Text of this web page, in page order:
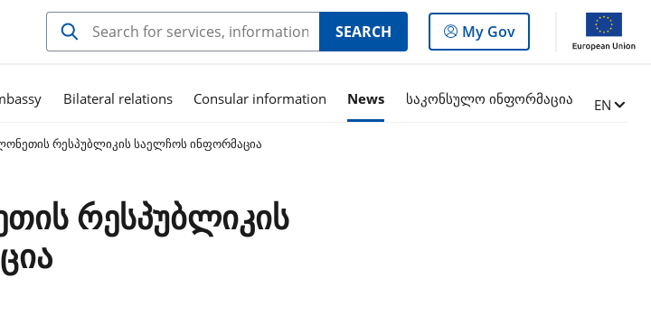
SEARCH
Log
in
the
My Gov
Bilateral relations Consular information News საკონსულო ინფორმაცია Change
EN
რესპუბლიკის საელჩოს ინფორმაცია
რესპუბლიკის